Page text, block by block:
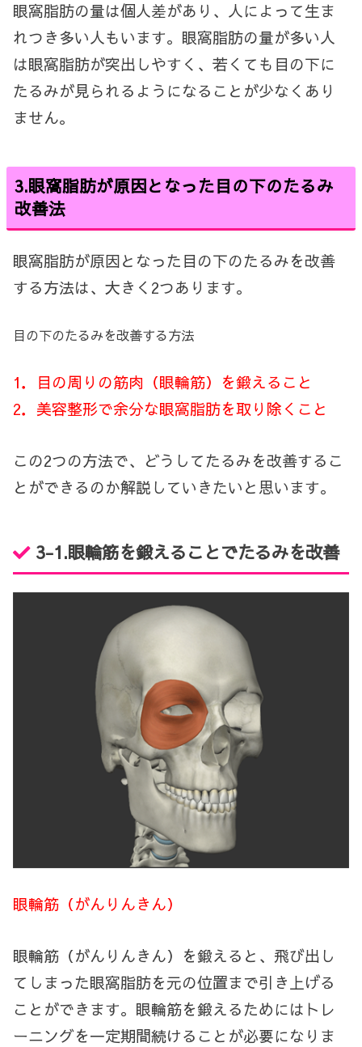
眼窩脂肪の量は個人差があり、人によって生ま
れつき多い人もいます。眼窩脂肪の量が多い人
は眼窩脂肪が突出しやすく、若くても目の下に
たるみが見られるようになることが少なくあり
ません。
3.眼窩脂肪が原因となった目の下のたるみ
改善法
眼窩脂肪が原因となった目の下のたるみを改善
する方法は、大きく 2つあります。
目の下のたるみを改善する方法
1．目の周りの筋肉（眼輪筋）を鍛えること
2．美容整形で余分な眼窩脂肪を取り除くこと
この2つの方法で、どうしてたるみを改善するこ
とができるのか解説していきたいと思います。
3-1.眼輪筋を鍛えることでたるみを改善
眼輪筋（がんりんきん）
眼輪筋（がんりんきん）を鍛えると、飛び出し
てしまった眼窩脂肪を元の位置まで引き上げる
ことができます。眼輪筋を鍛えるためにはトレ
ーニングを一定期間続けることが必要になりま